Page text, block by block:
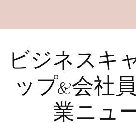
ビジネスキ
ップ&会社
業ニュ